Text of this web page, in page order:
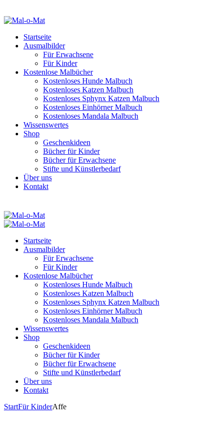
Startseite
Ausmalbilder
Für Erwachsene
Für Kinder
Kostenlose Malbücher
Kostenloses Hunde Malbuch
Kostenloses Katzen Malbuch
Kostenloses Sphynx Katzen Malbuch
Kostenloses Einhörner Malbuch
Kostenloses Mandala Malbuch
Wissenswertes
Shop
Geschenkideen
Bücher für Kinder
Bücher für Erwachsene
Stifte und Künstlerbedarf
Über uns
Kontakt
Startseite
Ausmalbilder
Für Erwachsene
Für Kinder
Kostenlose Malbücher
Kostenloses Hunde Malbuch
Kostenloses Katzen Malbuch
Kostenloses Sphynx Katzen Malbuch
Kostenloses Einhörner Malbuch
Kostenloses Mandala Malbuch
Wissenswertes
Shop
Geschenkideen
Bücher für Kinder
Bücher für Erwachsene
Stifte und Künstlerbedarf
Über uns
Kontakt
StartFür KinderAffe